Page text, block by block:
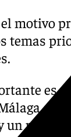
el motivo
temas
es
un